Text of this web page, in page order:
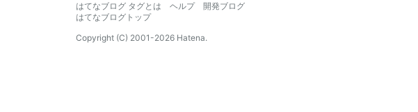
はてなブログ タグとは
ヘルプ
開発ブログ
はてなブログトップ
Copyright (C) 2001-2026 Hatena.